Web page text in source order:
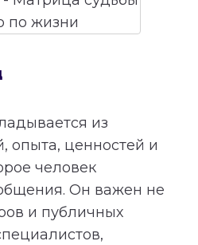
из
опыта, ценностей и
человек
Он важен не
и публичных